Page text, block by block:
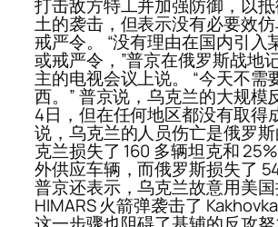
打击敌方特工并加强防御，以
土的袭击，但表示没有必要效
戒严令。 “没有理由在国内引入
或戒严令，”普京在俄罗斯战地
主的电视会议上说。 “今天不需
西。” 普京说，乌克兰的大规模
4日，但在任何地区都没有取得
说，乌克兰的人员伤亡是俄罗斯
克兰损失了 160 多辆坦克和
外供应车辆，而俄罗斯损失了 54
普京还表示，乌克兰故意用美
HIMARS 火箭弹袭击了